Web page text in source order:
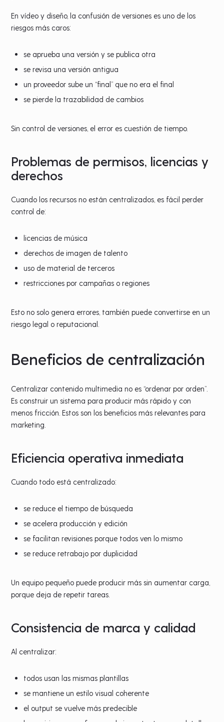
En vídeo y diseño, la confusión de versiones es uno de los
riesgos más caros:
se aprueba una versión y se publica otra
se revisa una versión antigua
un proveedor sube un “final” que no era el final
se pierde la trazabilidad de cambios
Sin control de versiones, el error es cuestión de tiempo.
Problemas de permisos, licencias y
derechos
Cuando los recursos no están centralizados, es fácil perder
control de:
licencias de música
derechos de imagen de talento
uso de material de terceros
restricciones por campañas o regiones
Esto no solo genera errores, también puede convertirse en un
riesgo legal o reputacional.
Beneficios de centralización
Centralizar contenido multimedia no es “ordenar por orden”.
Es construir un sistema para producir más rápido y con
menos fricción. Estos son los beneficios más relevantes para
marketing.
Eficiencia operativa inmediata
Cuando todo está centralizado:
se reduce el tiempo de búsqueda
se acelera producción y edición
se facilitan revisiones porque todos ven lo mismo
se reduce retrabajo por duplicidad
Un equipo pequeño puede producir más sin aumentar carga,
porque deja de repetir tareas.
Consistencia de marca y calidad
Al centralizar:
todos usan las mismas plantillas
se mantiene un estilo visual coherente
el output se vuelve más predecible